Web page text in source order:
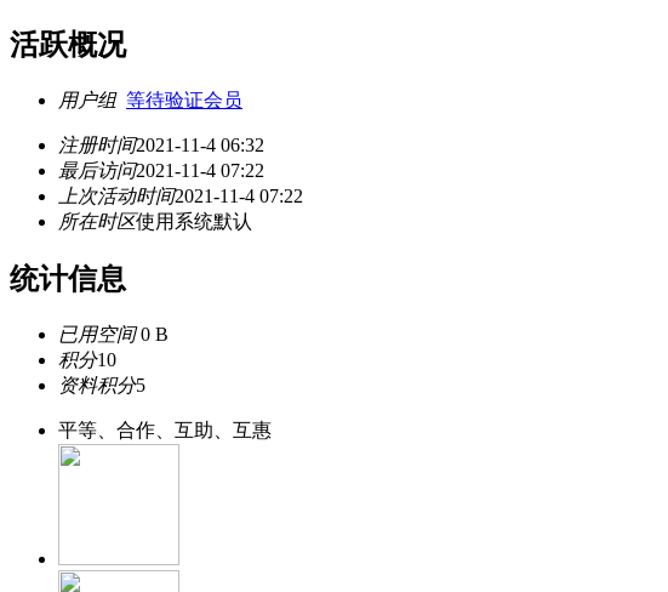
活跃概况
用户组 等待验证会员
注册时间2021-11-4 06:32
最后访问2021-11-4 07:22
上次活动时间2021-11-4 07:22
所在时区使用系统默认
统计信息
已用空间0 B
积分10
资料积分5
平等、合作、互助、互惠